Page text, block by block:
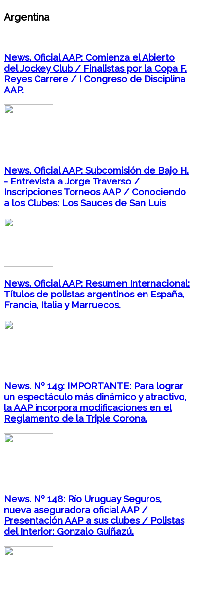
Argentina
News. Oficial AAP: Comienza el Abierto
del Jockey Club / Finalistas por la Copa F.
Reyes Carrere / I Congreso de Disciplina
AAP.
News. Oficial AAP: Subcomisión de Bajo H.
- Entrevista a Jorge Traverso /
Inscripciones Torneos AAP / Conociendo
a los Clubes: Los Sauces de San Luis
News. Oficial AAP: Resumen Internacional:
Títulos de polistas argentinos en España,
Francia, Italia y Marruecos.
News. Nº 149: IMPORTANTE: Para lograr
un espectáculo más dinámico y atractivo,
la AAP incorpora modificaciones en el
Reglamento de la Triple Corona.
News. Nº 148: Río Uruguay Seguros,
nueva aseguradora oficial AAP /
Presentación AAP a sus clubes / Polistas
del Interior: Gonzalo Guiñazú.